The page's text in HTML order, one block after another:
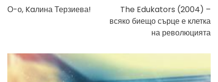
О-о, Kaлина Терзиева!
The Edukators (2004) –
всяко биещо сърце е клетка
на революцията